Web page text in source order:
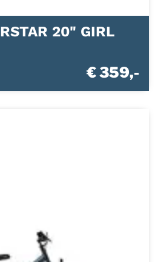
20" GIRL
€ 359,-